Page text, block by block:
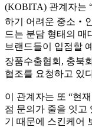
(KOBITA) 관계자는
하기 어려운 중소 ‧
드는 분담 형태의 매
브랜드들이 입점할
장품수출협회 , 충북
협조를 요청하고 있
이 관계자는 또 “현
점 문의가 줄을 잇고
기 때문에 스킨케어